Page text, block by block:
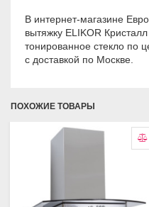
В интернет-магазине
вытяжку ELIKOR
тонированное стекло по
с доставкой по Москве.
ПОХОЖИЕ ТОВАРЫ